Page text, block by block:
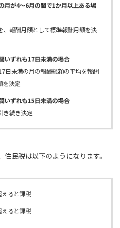
月が4〜6月の間で1か月以上ある場
、報酬月額として標準報酬月額を決
いずれも17日未満の場合
日未満の月の報酬総額の平均を報酬
を決定
いずれも15日未満の場合
き続き決定
民税は以下のようになります。
ると課税
ると課税